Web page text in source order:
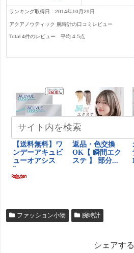
ランキング取得日：2014年10月29日
アクアノウティック 腕時計の口コミレビュー
Total4件のレビュー平均4.5点
ファッション小物 腕時計
シェアする